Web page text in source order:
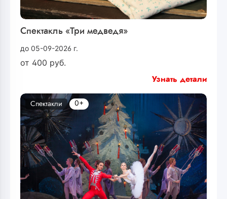
Спектакль «Три медведя»
до 05-09-2026 г.
от 400 руб.
Узнать детали
Спектакли 0+